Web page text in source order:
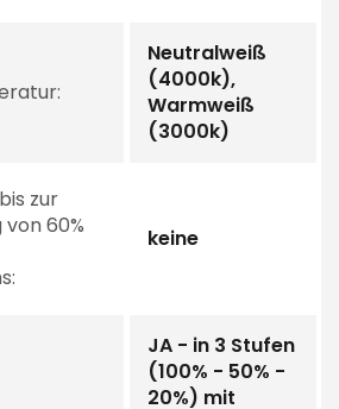
Neutralweiß
(4000k),
Warmweiß
(3000k)
zur
60%
keine
JA - in 3 Stufen
(100% - 50% -
20%) mit